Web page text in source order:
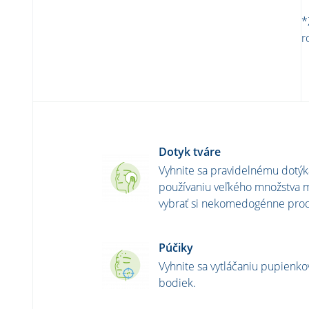
Dotyk tváre
Vyhnite sa pravidelnému
používaniu veľkého množstva
vybrať si nekomedogénne
Púčiky
Vyhnite sa vytláčaniu
bodiek.